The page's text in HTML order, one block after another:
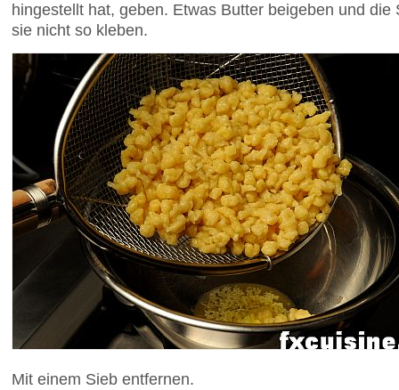
hingestellt hat, geben. Etwas Butter beigeben und
sie nicht so kleben.
Mit einem Sieb entfernen.